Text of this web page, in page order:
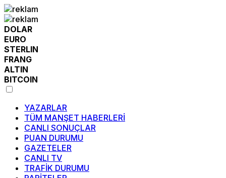
DOLAR
EURO
STERLIN
FRANG
ALTIN
BITCOIN
YAZARLAR
TÜM MANŞET HABERLERİ
CANLI SONUÇLAR
PUAN DURUMU
GAZETELER
CANLI TV
TRAFİK DURUMU